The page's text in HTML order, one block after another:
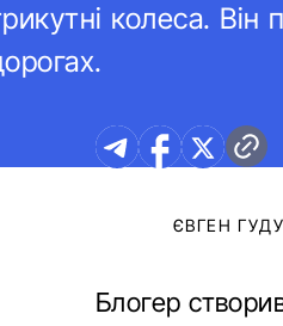
колеса.
ЄВГЕН
Блогер